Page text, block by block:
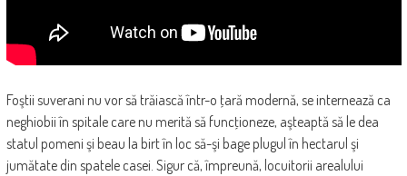
Foştii suverani nu vor să trăiască într-o ţară modernă, se internează ca
neghiobii în spitale care nu merită să funcţioneze, aşteaptă să le dea
statul pomeni şi beau la birt în loc să-şi bage plugul în hectarul şi
jumătate din spatele casei. Sigur că, împreună, locuitorii arealului